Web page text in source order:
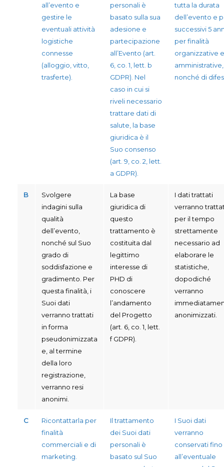
all’evento e
gestire le
eventuali attività
logistiche
connesse
(alloggio, vitto,
trasferte).
personali è
basato sulla sua
adesione e
partecipazione
all’Evento (art.
6, co. 1, lett. b
GDPR). Nel
caso in cui si
riveli necessario
trattare dati di
salute, la base
giuridica è il
Suo consenso
(art. 9, co. 2, lett.
a GDPR).
tutta la durata
dell’evento e
successivi 5
per finalità
organizzative e
amministrative,
nonché di
B
Svolgere
indagini sulla
qualità
dell’evento,
nonché sul Suo
grado di
soddisfazione e
gradimento. Per
questa finalità, i
Suoi dati
verranno trattati
in forma
pseudonimizzata
e, al termine
della loro
registrazione,
verranno resi
anonimi.
La base
giuridica di
questo
trattamento è
costituita dal
legittimo
interesse di
PHD di
conoscere
l’andamento
del Progetto
(art. 6, co. 1, lett.
f GDPR).
I dati trattati
verranno
per il tempo
strettamente
necessario ad
elaborare le
statistiche,
dopodiché
verranno
anonimizzati.
C
Ricontattarla per
finalità
commerciali e di
marketing.
Il trattamento
dei Suoi dati
personali è
basato sul Suo
I Suoi dati
verranno
conservati fino
all’eventuale